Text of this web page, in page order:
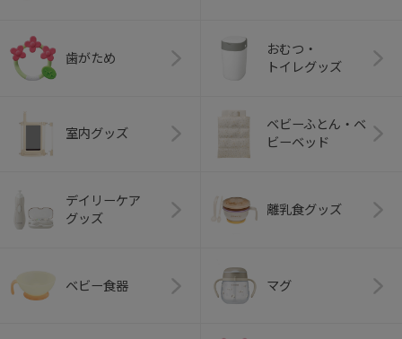
歯がため
おむつ・
トイレグッズ
室内グッズ
ベビーふとん・ベ
ビーベッド
デイリーケア
グッズ
離乳食グッズ
ベビー食器 マグ